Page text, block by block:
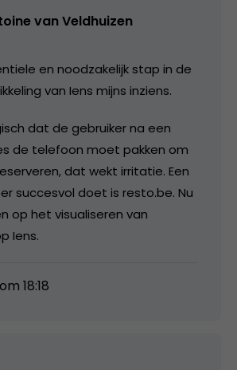
van Veldhuizen
en noodzakelijk stap in de
van Iens mijns inziens.
dat de gebruiker na een
de telefoon moet pakken om
dat wekt irritatie. Een
succesvol doet is resto.be. Nu
op het visualiseren van
Iens.
18:18